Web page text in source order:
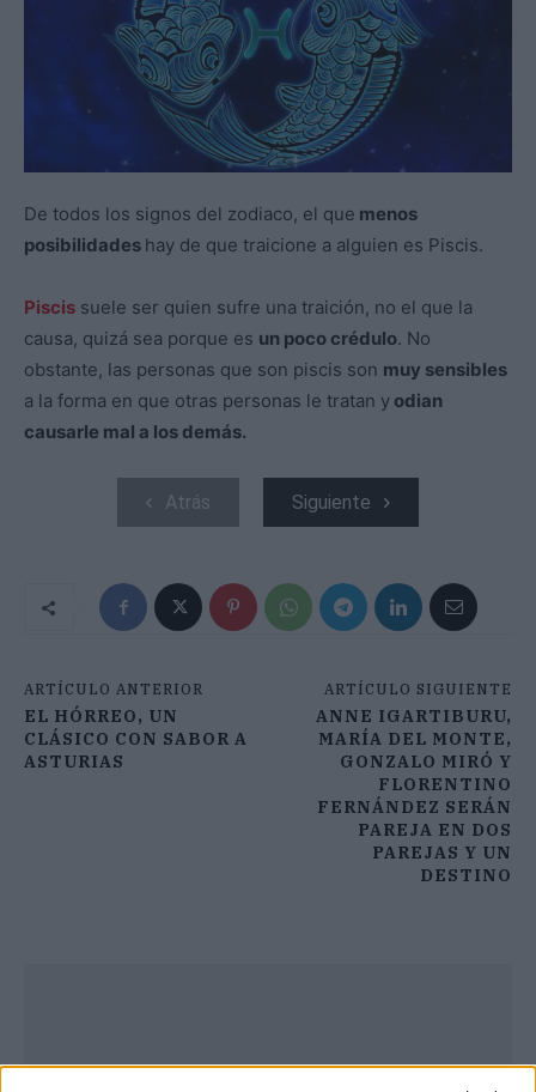
De todos los signos del zodiaco, el que menos
posibilidades hay de que traicione a alguien es Piscis.
Piscis suele ser quien sufre una traición, no el que la
causa, quizá sea porque es un poco crédulo. No
obstante, las personas que son piscis son muy sensibles
a la forma en que otras personas le tratan y odian
causarle mal a los demás.
Atrás Siguiente
ARTÍCULO ANTERIOR
EL HÓRREO, UN
CLÁSICO CON SABOR A
ASTURIAS
ARTÍCULO SIGUIENTE
ANNE IGARTIBURU,
MARÍA DEL MONTE,
GONZALO MIRÓ Y
FLORENTINO
FERNÁNDEZ SERÁN
PAREJA EN DOS
PAREJAS Y UN
DESTINO